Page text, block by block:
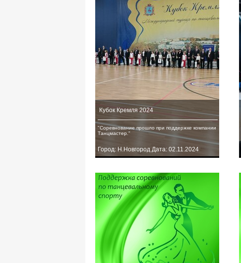
Кубок Кремля 2024
"Соревнование прошло при поддержке компании
Танцмастер."
Город: Н.Новгород Дата: 02.11.2024